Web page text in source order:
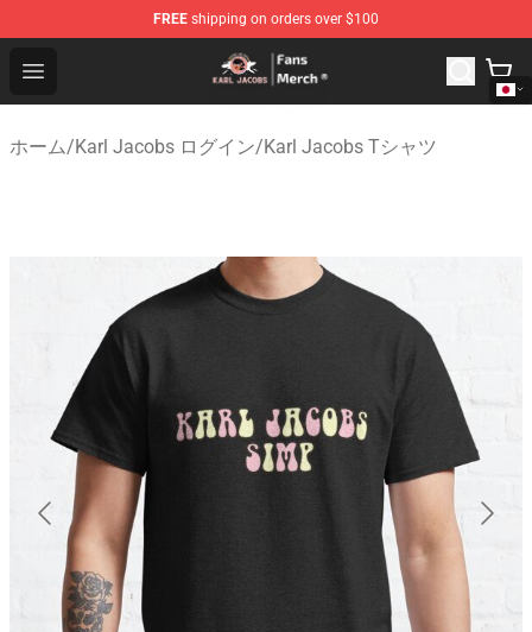
FREE shipping on orders over $100
Open menu
Karl Jacobs Store - Official Karl Jacobs Merchandise
ホーム/Karl Jacobs ログイン/Karl Jacobs Tシャツ